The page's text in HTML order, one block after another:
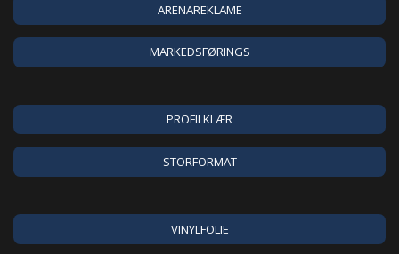
ARENAREKLAME
MARKEDSFØRINGS
PROFILKLÆR
STORFORMAT
VINYLFOLIE